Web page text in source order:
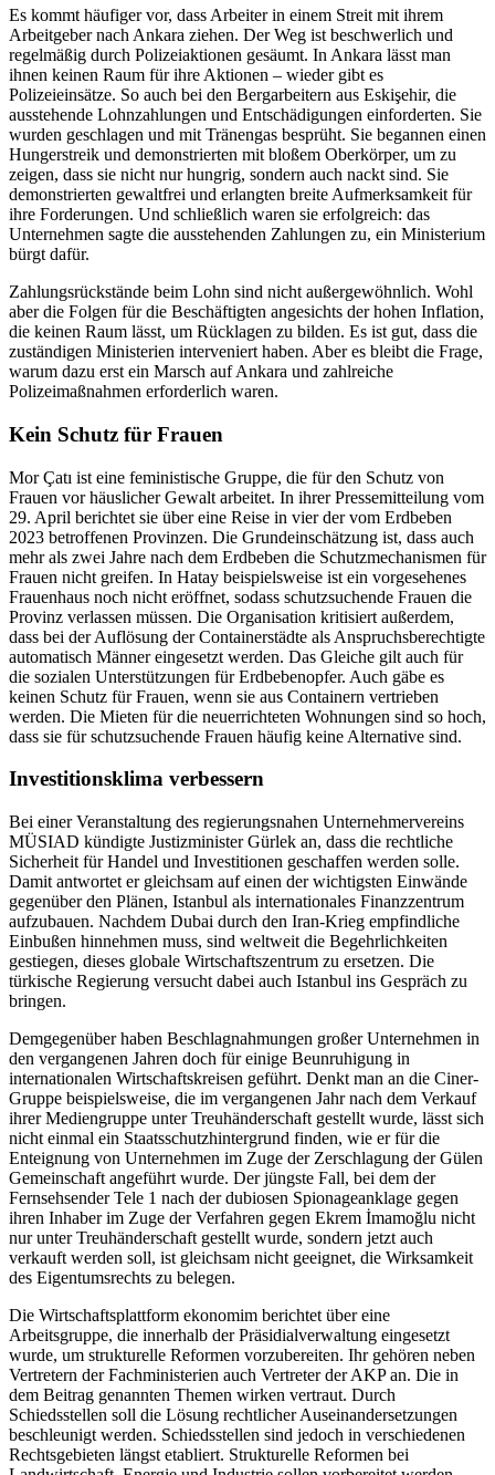
Es kommt häufiger vor, dass Arbeiter in einem Streit mit ihrem
Arbeitgeber nach Ankara ziehen. Der Weg ist beschwerlich und
regelmäßig durch Polizeiaktionen gesäumt. In Ankara lässt man
ihnen keinen Raum für ihre Aktionen – wieder gibt es
Polizeieinsätze. So auch bei den Bergarbeitern aus Eskişehir, die
ausstehende Lohnzahlungen und Entschädigungen einforderten. Sie
wurden geschlagen und mit Tränengas besprüht. Sie begannen einen
Hungerstreik und demonstrierten mit bloßem Oberkörper, um zu
zeigen, dass sie nicht nur hungrig, sondern auch nackt sind. Sie
demonstrierten gewaltfrei und erlangten breite Aufmerksamkeit für
ihre Forderungen. Und schließlich waren sie erfolgreich: das
Unternehmen sagte die ausstehenden Zahlungen zu, ein Ministerium
bürgt dafür.
Zahlungsrückstände beim Lohn sind nicht außergewöhnlich. Wohl
aber die Folgen für die Beschäftigten angesichts der hohen Inflation,
die keinen Raum lässt, um Rücklagen zu bilden. Es ist gut, dass die
zuständigen Ministerien interveniert haben. Aber es bleibt die Frage,
warum dazu erst ein Marsch auf Ankara und zahlreiche
Polizeimaßnahmen erforderlich waren.
Kein Schutz für Frauen
Mor Çatı ist eine feministische Gruppe, die für den Schutz von
Frauen vor häuslicher Gewalt arbeitet. In ihrer Pressemitteilung vom
29. April berichtet sie über eine Reise in vier der vom Erdbeben
2023 betroffenen Provinzen. Die Grundeinschätzung ist, dass auch
mehr als zwei Jahre nach dem Erdbeben die Schutzmechanismen für
Frauen nicht greifen. In Hatay beispielsweise ist ein vorgesehenes
Frauenhaus noch nicht eröffnet, sodass schutzsuchende Frauen die
Provinz verlassen müssen. Die Organisation kritisiert außerdem,
dass bei der Auflösung der Containerstädte als Anspruchsberechtigte
automatisch Männer eingesetzt werden. Das Gleiche gilt auch für
die sozialen Unterstützungen für Erdbebenopfer. Auch gäbe es
keinen Schutz für Frauen, wenn sie aus Containern vertrieben
werden. Die Mieten für die neuerrichteten Wohnungen sind so hoch,
dass sie für schutzsuchende Frauen häufig keine Alternative sind.
Investitionsklima verbessern
Bei einer Veranstaltung des regierungsnahen Unternehmervereins
MÜSIAD kündigte Justizminister Gürlek an, dass die rechtliche
Sicherheit für Handel und Investitionen geschaffen werden solle.
Damit antwortet er gleichsam auf einen der wichtigsten Einwände
gegenüber den Plänen, Istanbul als internationales Finanzzentrum
aufzubauen. Nachdem Dubai durch den Iran-Krieg empfindliche
Einbußen hinnehmen muss, sind weltweit die Begehrlichkeiten
gestiegen, dieses globale Wirtschaftszentrum zu ersetzen. Die
türkische Regierung versucht dabei auch Istanbul ins Gespräch zu
bringen.
Demgegenüber haben Beschlagnahmungen großer Unternehmen in
den vergangenen Jahren doch für einige Beunruhigung in
internationalen Wirtschaftskreisen geführt. Denkt man an die Ciner-
Gruppe beispielsweise, die im vergangenen Jahr nach dem Verkauf
ihrer Mediengruppe unter Treuhänderschaft gestellt wurde, lässt sich
nicht einmal ein Staatsschutzhintergrund finden, wie er für die
Enteignung von Unternehmen im Zuge der Zerschlagung der Gülen
Gemeinschaft angeführt wurde. Der jüngste Fall, bei dem der
Fernsehsender Tele 1 nach der dubiosen Spionageanklage gegen
ihren Inhaber im Zuge der Verfahren gegen Ekrem İmamoğlu nicht
nur unter Treuhänderschaft gestellt wurde, sondern jetzt auch
verkauft werden soll, ist gleichsam nicht geeignet, die Wirksamkeit
des Eigentumsrechts zu belegen.
Die Wirtschaftsplattform ekonomim berichtet über eine
Arbeitsgruppe, die innerhalb der Präsidialverwaltung eingesetzt
wurde, um strukturelle Reformen vorzubereiten. Ihr gehören neben
Vertretern der Fachministerien auch Vertreter der AKP an. Die in
dem Beitrag genannten Themen wirken vertraut. Durch
Schiedsstellen soll die Lösung rechtlicher Auseinandersetzungen
beschleunigt werden. Schiedsstellen sind jedoch in verschiedenen
Rechtsgebieten längst etabliert. Strukturelle Reformen bei